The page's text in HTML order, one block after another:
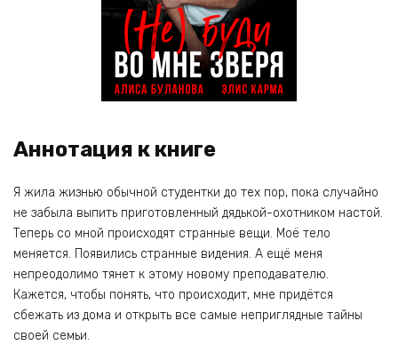
Аннотация к книге
Я жила жизнью обычной студентки до тех пор, пока случайно
не забыла выпить приготовленный дядькой-охотником настой.
Теперь со мной происходят странные вещи. Моё тело
меняется. Появились странные видения. А ещё меня
непреодолимо тянет к этому новому преподавателю.
Кажется, чтобы понять, что происходит, мне придётся
сбежать из дома и открыть все самые неприглядные тайны
своей семьи.